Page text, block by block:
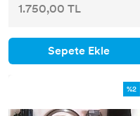
1.750,00 TL
Sepete Ekle
%2